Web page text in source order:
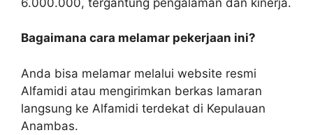
Bagaimana cara melamar pekerjaan ini?
Anda bisa melamar melalui website resmi
Alfamidi atau mengirimkan berkas lamaran
langsung ke Alfamidi terdekat di Kepulauan
Anambas.